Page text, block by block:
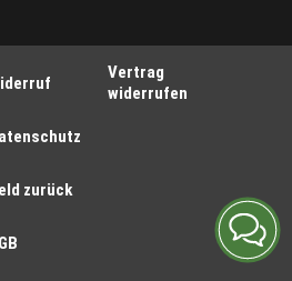
zurück
Vertrag
widerrufen